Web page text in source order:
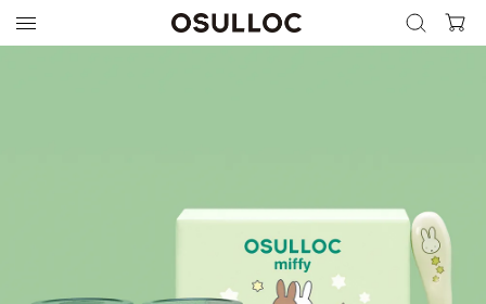
검색 열기
검색하기